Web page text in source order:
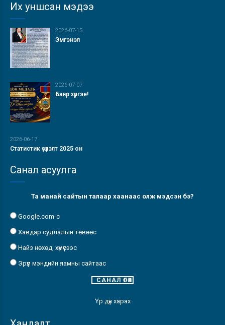
Их уншсан мэдээ
2026-07-15
Эмгэнэл
2026-07-07
Баяр хүргэе!
2026-06-17
Статистик үзүүлэлт 2025 он
Санал асуулга
Та манай сайтын талаар хаанаас олж мэдсэн бэ?
Google.com-с
Хавдар судлалын төвөөс
Найз нөхөд, хүмүүсээс
Эрүүл мэндийн яамны сайтаас
Үр дүн харах